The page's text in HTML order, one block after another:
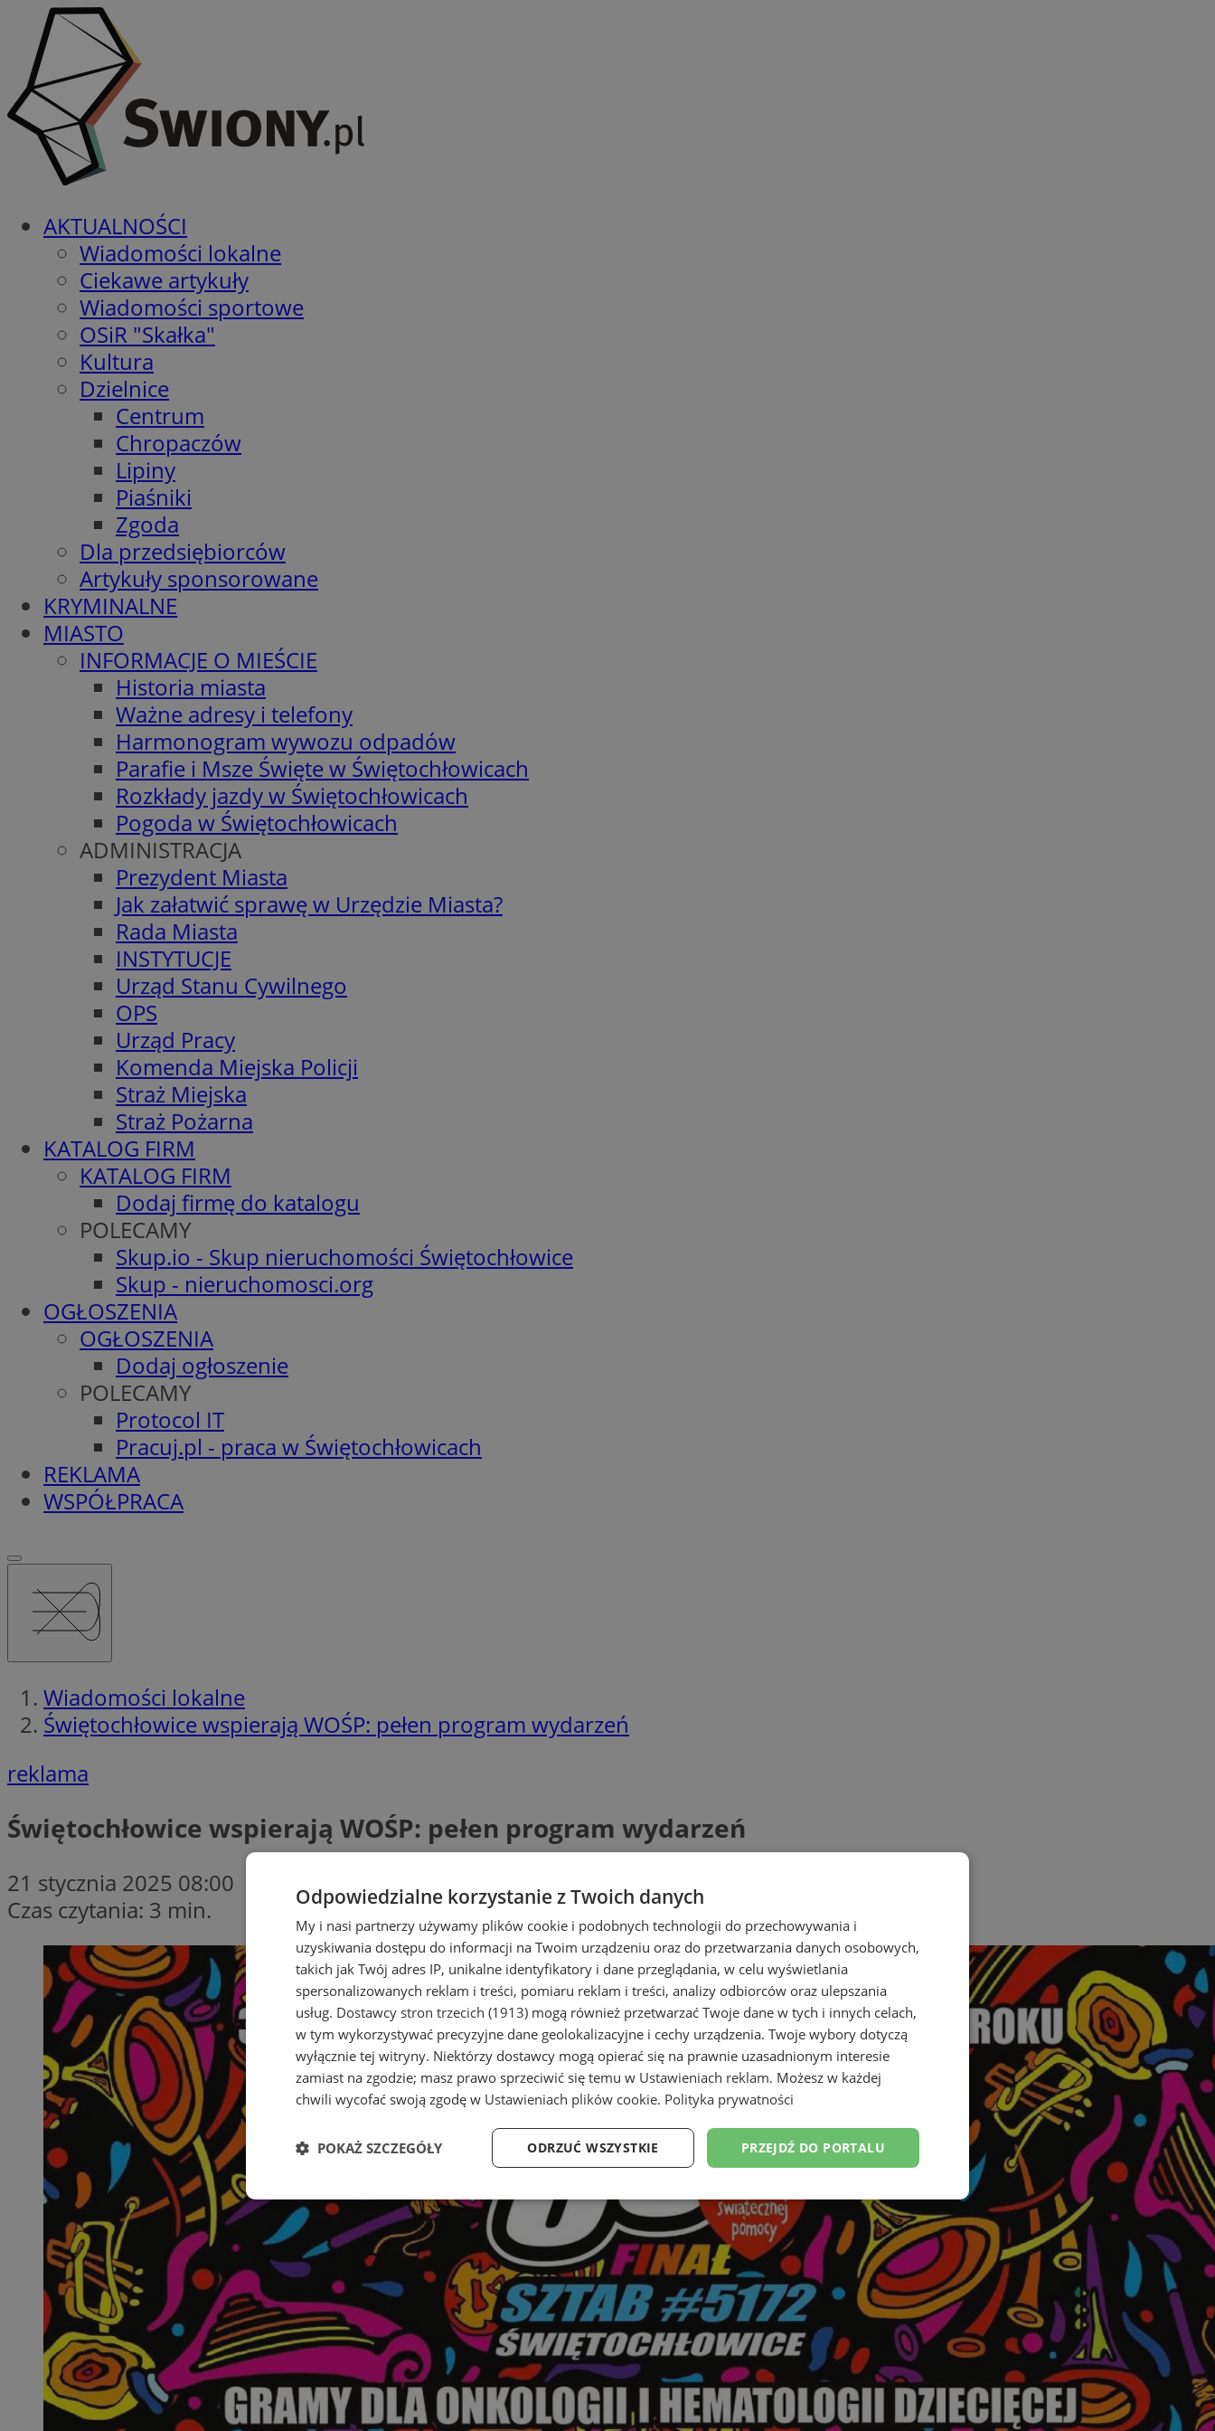
AKTUALNOŚCI
Wiadomości lokalne
Ciekawe artykuły
Wiadomości sportowe
OSiR "Skałka"
Kultura
Dzielnice
Centrum
Chropaczów
Lipiny
Piaśniki
Zgoda
Dla przedsiębiorców
Artykuły sponsorowane
KRYMINALNE
MIASTO
INFORMACJE O MIEŚCIE
Historia miasta
Ważne adresy i telefony
Harmonogram wywozu odpadów
Parafie i Msze Święte w Świętochłowicach
Rozkłady jazdy w Świętochłowicach
Pogoda w Świętochłowicach
ADMINISTRACJA
Prezydent Miasta
Jak załatwić sprawę w Urzędzie Miasta?
Rada Miasta
INSTYTUCJE
Urząd Stanu Cywilnego
OPS
Urząd Pracy
Komenda Miejska Policji
Straż Miejska
Straż Pożarna
KATALOG FIRM
KATALOG FIRM
Dodaj firmę do katalogu
POLECAMY
Skup.io - Skup nieruchomości Świętochłowice
Skup - nieruchomosci.org
OGŁOSZENIA
OGŁOSZENIA
Dodaj ogłoszenie
POLECAMY
Protocol IT
Pracuj.pl - praca w Świętochłowicach
REKLAMA
WSPÓŁPRACA
Wiadomości lokalne
Świętochłowice wspierają WOŚP: pełen program wydarzeń
reklama
Świętochłowice wspierają WOŚP: pełen program wydarzeń
21 stycznia 2025 08:00
Czas czytania: 3 min.
Odpowiedzialne korzystanie z Twoich danych
My i nasi partnerzy używamy plików cookie i podobnych technologii do przechowywania i
uzyskiwania dostępu do informacji na Twoim urządzeniu oraz do przetwarzania danych osobowych,
takich jak Twój adres IP, unikalne identyfikatory i dane przeglądania, w celu wyświetlania
spersonalizowanych reklam i treści, pomiaru reklam i treści, analizy odbiorców oraz ulepszania
usług. Dostawcy stron trzecich (1913) mogą również przetwarzać Twoje dane w tych i innych celach,
w tym wykorzystywać precyzyjne dane geolokalizacyjne i cechy urządzenia. Twoje wybory dotyczą
wyłącznie tej witryny. Niektórzy dostawcy mogą opierać się na prawnie uzasadnionym interesie
zamiast na zgodzie; masz prawo sprzeciwić się temu w Ustawieniach reklam. Możesz w każdej
chwili wycofać swoją zgodę w Ustawieniach plików cookie. Polityka prywatności
PRZEJDŹ DO PORTALU
ODRZUĆ WSZYSTKIE
POKAŻ SZCZEGÓŁY
Niezbędne Wydajność Targetowanie Funkcjonalność Niesklasyfikowane
Niezbędne Wydajność Targetowanie Funkcjonalność Niesklasyfikowane
Niezbędne pliki cookie umożliwiają korzystanie z podstawowych funkcji strony internetowej, takich jak logowanie użytkownika i
zarządzanie kontem. Bez niezbędnych plików cookie nie można prawidłowo korzystać ze strony internetowej.
Nazwa
Provider
Domena
Okres
przechowywania